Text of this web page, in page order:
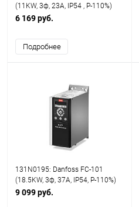
(11KW, 3ф, 23A, IP54 , P-110%)
6 169 руб.
Подробнее
131N0195: Danfoss FC-101
(18.5KW, 3ф, 37A, IP54, P-110%)
9 099 руб.